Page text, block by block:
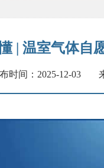
| 温室气体自
时间：2025-12-03